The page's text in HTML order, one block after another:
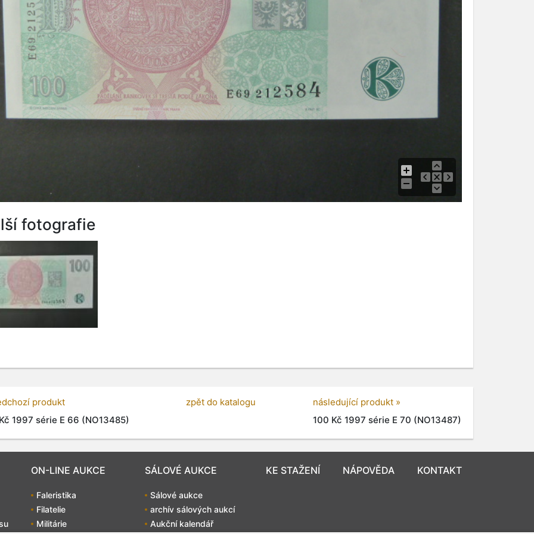
fotografie
produkt
1997 série E 66 (NO13485)
zpět do katalogu
následující produkt »
100 Kč 1997 série E 70 (NO13487)
ON-LINE AUKCE
Faleristika
Filatelie
Militárie
SÁLOVÉ AUKCE
Sálové aukce
archív sálových aukcí
Aukční kalendář
KE STAŽENÍ NÁPOVĚDA KONTAKT